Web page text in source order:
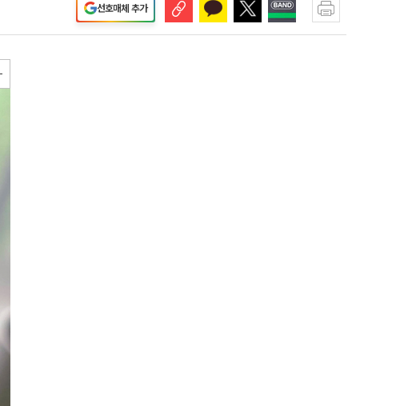
선호매체 추가